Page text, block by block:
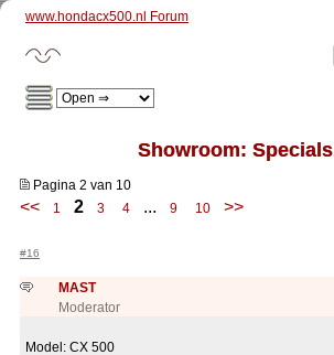
www.hondacx500.nl Forum
Showroom: Specials
Pagina 2 van 10
<< 1 2 3 4 ... 9 10 >>
#16
MAST
Moderator
Model: CX 500